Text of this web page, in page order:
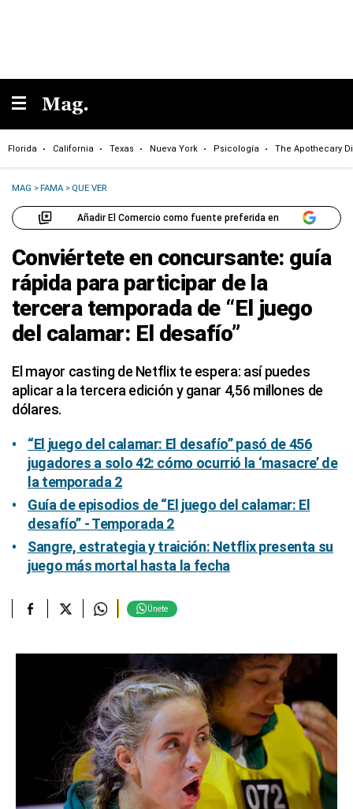
Florida California Texas Nueva York Psicología The Apothecary
MAG >FAMA > QUE VER
Añadir El Comercio como fuente preferida en
Conviértete en concursante: guía
rápida para participar de la
tercera temporada de “El juego
del calamar: El desafío”
El mayor casting de Netflix te espera: así puedes
aplicar a la tercera edición y ganar 4,56 millones de
dólares.
“El juego del calamar: El desafío” pasó de 456
jugadores a solo 42: cómo ocurrió la ‘masacre’ de
la temporada 2
Guía de episodios de “El juego del calamar: El
desafío” - Temporada 2
Sangre, estrategia y traición: Netflix presenta su
juego más mortal hasta la fecha
Únete